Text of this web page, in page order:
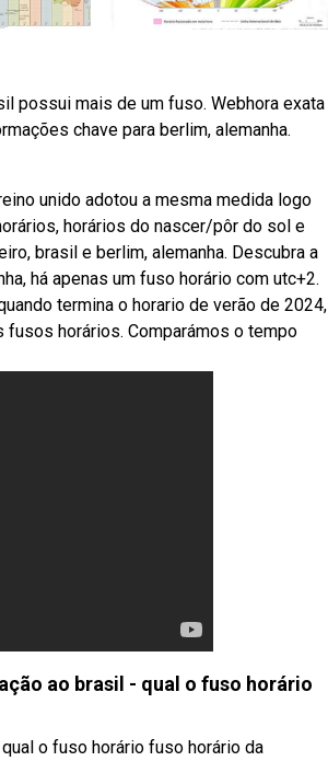
possui mais de um fuso. Webhora exata
chave para berlim, alemanha.
unido adotou a mesma medida logo
horários do nascer/pôr do sol e
brasil e berlim, alemanha. Descubra a
há apenas um fuso horário com utc+2.
termina o horario de verão de 2024,
horários. Comparámos o tempo
ao brasil - qual o fuso horário
o fuso horário fuso horário da